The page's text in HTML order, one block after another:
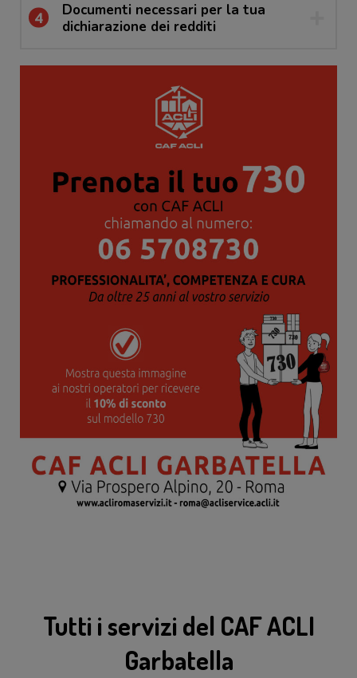
4
Documenti necessari per la tua
dichiarazione dei redditi
Tutti i servizi del CAF ACLI
Garbatella